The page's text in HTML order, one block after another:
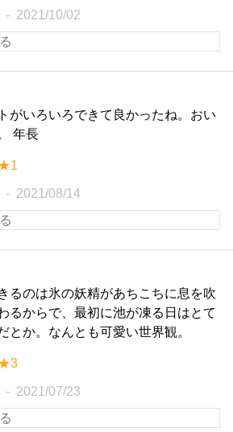
2021/10/02
がいろいろできて良かったね。おい
年長
2021/08/14
るのは氷の妖精があちこちに息を吹
るからで、最初に池が凍る日はとて
とか。なんとも可愛い世界観。
2021/07/23